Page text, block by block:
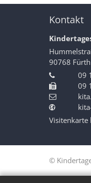
Kontakt
90768 Fürth
09
09
Visitenkarte
©